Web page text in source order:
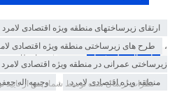
ارتقای زیرساختهای منطقه ویژه اقتصادی لامرد
،
طرح های زیرساختی منطقه ویژه اقتصادی
زیرساختی عمرانی در منطقه ویژه اقتصادی لامرد
منطقه ویژه اقتصادی لامرد
، وجیهه اله
ارسال نظر شما در انتظار
نظرات ارسال شده توسط شما، پس از تایید